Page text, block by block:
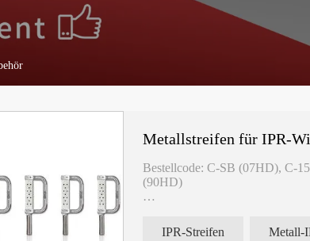
Metallstreifen für IPR-
Bestellcode: C-SB (07HD), C-
(90HD)
Streifen:
IPR-Streifen